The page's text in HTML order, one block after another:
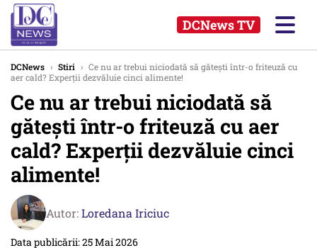
DCNews TV
DCNews › Stiri › Ce nu ar trebui niciodată să gătești într-o friteuză cu
aer cald? Experții dezvăluie cinci alimente!
Ce nu ar trebui niciodată să
gătești într-o friteuză cu aer
cald? Experții dezvăluie cinci
alimente!
Autor:Loredana Iriciuc
Data publicării: 25 Mai 2026